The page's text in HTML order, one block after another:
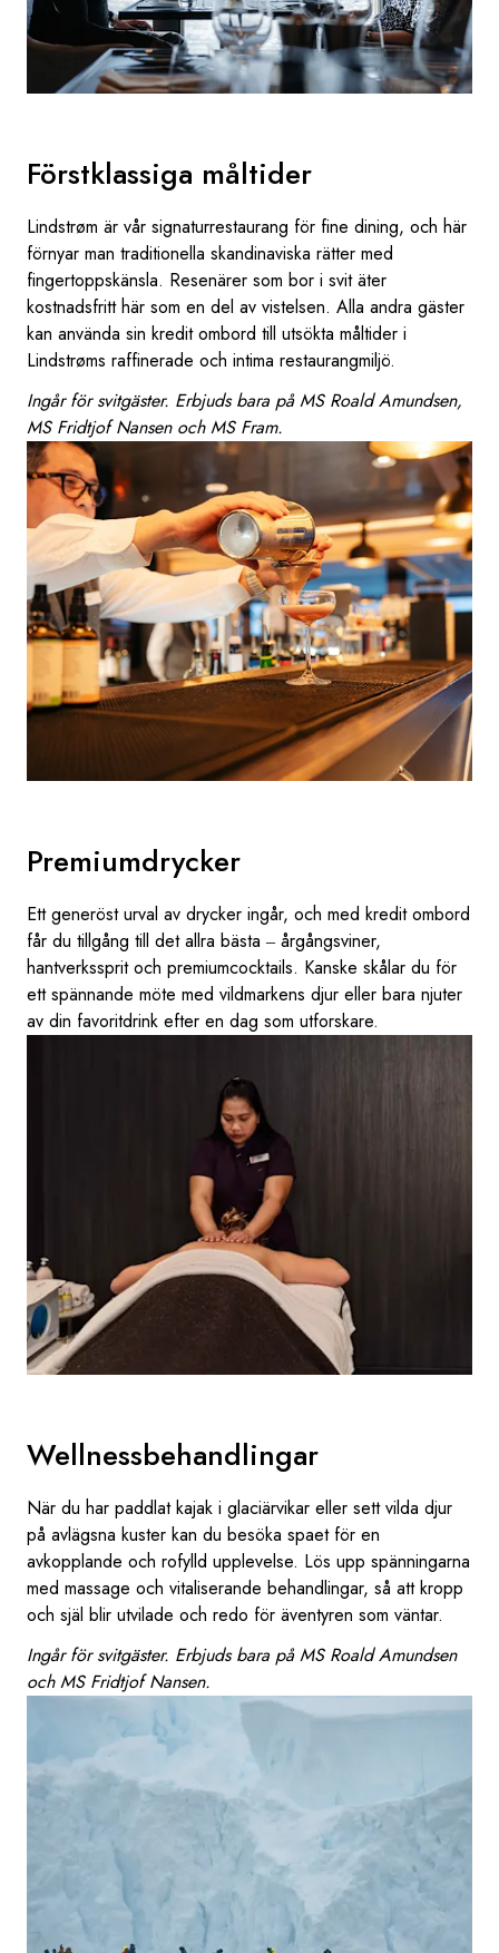
Förstklassiga måltider
Lindstrøm är vår signaturrestaurang för fine dining, och här
förnyar man traditionella skandinaviska rätter med
fingertoppskänsla. Resenärer som bor i svit äter
kostnadsfritt här som en del av vistelsen. Alla andra gäster
kan använda sin kredit ombord till utsökta måltider i
Lindstrøms raffinerade och intima restaurangmiljö.
Ingår för svitgäster. Erbjuds bara på MS Roald Amundsen,
MS Fridtjof Nansen och MS Fram.
Premiumdrycker
Ett generöst urval av drycker ingår, och med kredit ombord
får du tillgång till det allra bästa ‒ årgångsviner,
hantverkssprit och premiumcocktails. Kanske skålar du för
ett spännande möte med vildmarkens djur eller bara njuter
av din favoritdrink efter en dag som utforskare.
Wellnessbehandlingar
När du har paddlat kajak i glaciärvikar eller sett vilda djur
på avlägsna kuster kan du besöka spaet för en
avkopplande och rofylld upplevelse. Lös upp spänningarna
med massage och vitaliserande behandlingar, så att kropp
och själ blir utvilade och redo för äventyren som väntar.
Ingår för svitgäster. Erbjuds bara på MS Roald Amundsen
och MS Fridtjof Nansen.